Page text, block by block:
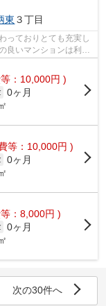
東 ３丁目
っておりとても充実し
良いマンションは利便
：10,000円 )
0ヶ月
等：10,000円 )
0ヶ月
：8,000円 )
0ヶ月
次の30件へ